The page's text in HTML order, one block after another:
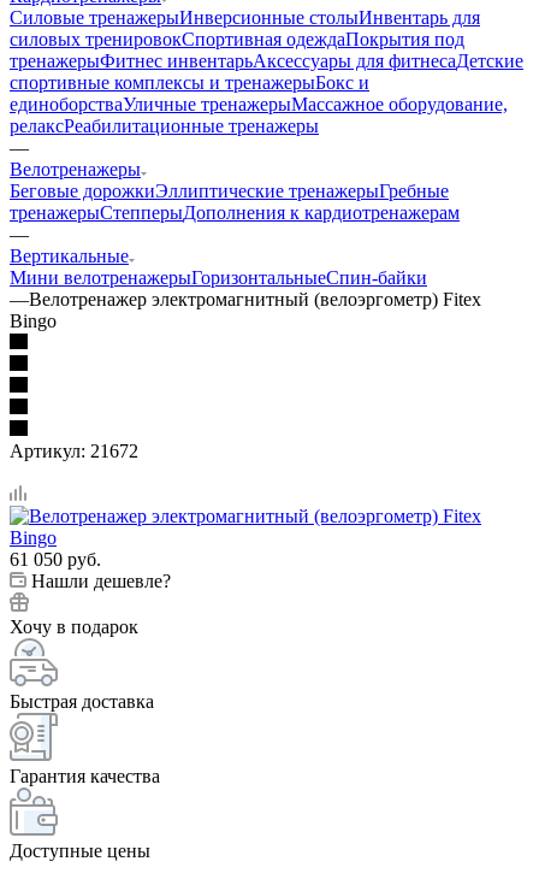
Силовые тренажерыИнверсионные столыИнвентарь для
силовых тренировокСпортивная одеждаПокрытия под
тренажерыФитнес инвентарьАксессуары для фитнесаДетские
спортивные комплексы и тренажерыБокс и
единоборстваУличные тренажерыМассажное оборудование,
релаксРеабилитационные тренажеры
—
Велотренажеры
Беговые дорожкиЭллиптические тренажерыГребные
тренажерыСтепперыДополнения к кардиотренажерам
—
Вертикальные
Мини велотренажерыГоризонтальныеСпин-байки
—Велотренажер электромагнитный (велоэргометр) Fitex
Bingo
Артикул: 21672
61 050 руб.
Нашли дешевле?
Хочу в подарок
Быстрая доставка
Гарантия качества
Доступные цены